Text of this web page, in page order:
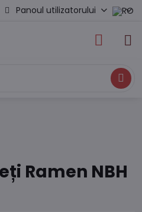
Panoul utilizatorului
Caută
Ramen NBH